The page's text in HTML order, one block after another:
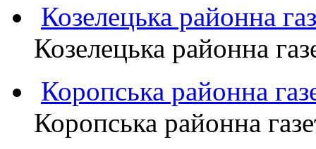
Козелецька районна
Козелецька районна
Коропська районна
Коропська районна